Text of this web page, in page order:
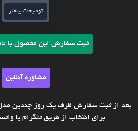
توضیحات بیشتر
ثبت سفارش این محصول با
مشاوره آنلاین
بعد از ثبت سفارش ظرف یک روز چندین
برای انتخاب از طریق تلگرام یا